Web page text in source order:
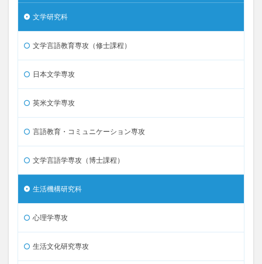
文学研究科
文学言語教育専攻（修士課程）
日本文学専攻
英米文学専攻
言語教育・コミュニケーション専攻
文学言語学専攻（博士課程）
生活機構研究科
心理学専攻
生活文化研究専攻